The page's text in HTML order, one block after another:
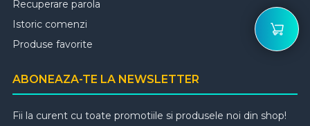
Recuperare parola
Istoric comenzi
Produse favorite
ABONEAZA-TE LA NEWSLETTER
Fii la curent cu toate promotiile si produsele noi din shop!